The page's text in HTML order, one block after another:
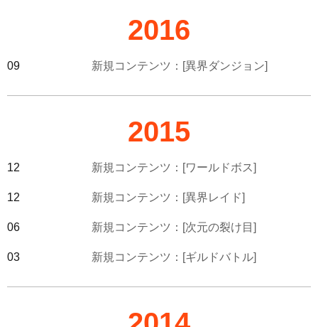
2016
09 新規コンテンツ：[異界ダンジョン]
2015
12 新規コンテンツ：[ワールドボス]
12 新規コンテンツ：[異界レイド]
06 新規コンテンツ：[次元の裂け目]
03 新規コンテンツ：[ギルドバトル]